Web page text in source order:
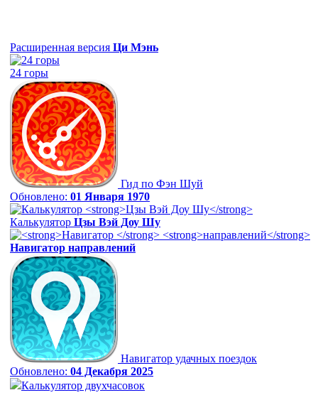
Расширенная версия Ци Мэнь
24 горы
Гид по Фэн Шуй
Обновлено: 01 Января 1970
Калькулятор Цзы Вэй Доу Шу
Навигатор направлений
Навигатор удачных поездок
Обновлено: 04 Декабря 2025
Калькулятор двухчасовок